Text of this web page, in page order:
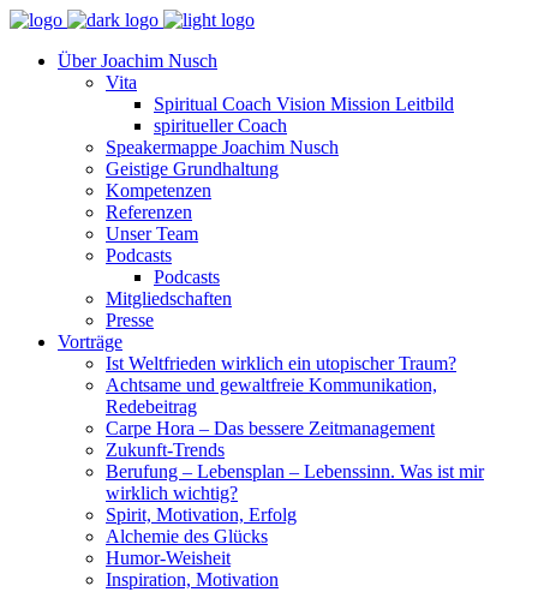
Über Joachim Nusch
Vita
Spiritual Coach Vision Mission Leitbild
spiritueller Coach
Speakermappe Joachim Nusch
Geistige Grundhaltung
Kompetenzen
Referenzen
Unser Team
Podcasts
Podcasts
Mitgliedschaften
Presse
Vorträge
Ist Weltfrieden wirklich ein utopischer Traum?
Achtsame und gewaltfreie Kommunikation,
Redebeitrag
Carpe Hora – Das bessere Zeitmanagement
Zukunft-Trends
Berufung – Lebensplan – Lebenssinn. Was ist mir
wirklich wichtig?
Spirit, Motivation, Erfolg
Alchemie des Glücks
Humor-Weisheit
Inspiration, Motivation